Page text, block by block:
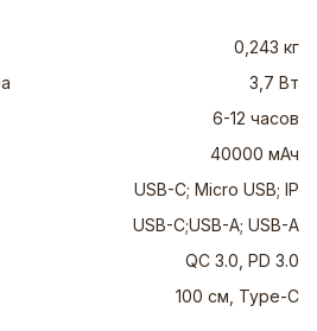
0,243 кг
3,7 Вт
6-12 часов
40000 мАч
USB-C; Micro USB; IP
USB-C; USB-A; USB-A
QC 3.0, PD 3.0
100 см, Type-C